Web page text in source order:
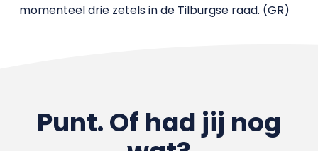
momenteel drie zetels in de Tilburgse raad. (GR)
Punt. Of had jij nog